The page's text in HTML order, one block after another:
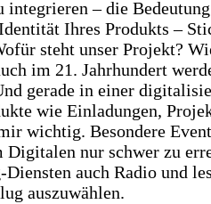
– die
Ihres Produkts –
steht unser Projekt?
im 21. Jahrhundert
gerade in einer
wie Einladungen,
wichtig. Besondere
nur schwer zu
auch Radio und
auszuwählen.